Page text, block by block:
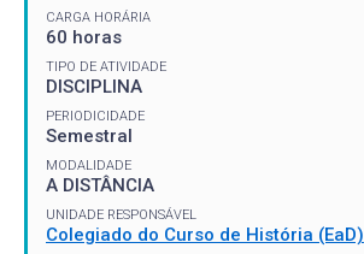
CARGA HORÁRIA
60 horas
TIPO DE ATIVIDADE
DISCIPLINA
PERIODICIDADE
Semestral
MODALIDADE
A DISTÂNCIA
UNIDADE RESPONSÁVEL
Colegiado do Curso de História (EaD)